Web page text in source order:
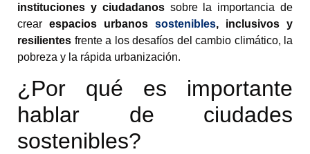
instituciones y ciudadanossobre la importancia de
crear espacios urbanos sostenibles, inclusivos y
resilientes frente a los desafíos del cambio climático, la
pobreza y la rápida urbanización.
¿Por qué es importante
hablar de ciudades
sostenibles?